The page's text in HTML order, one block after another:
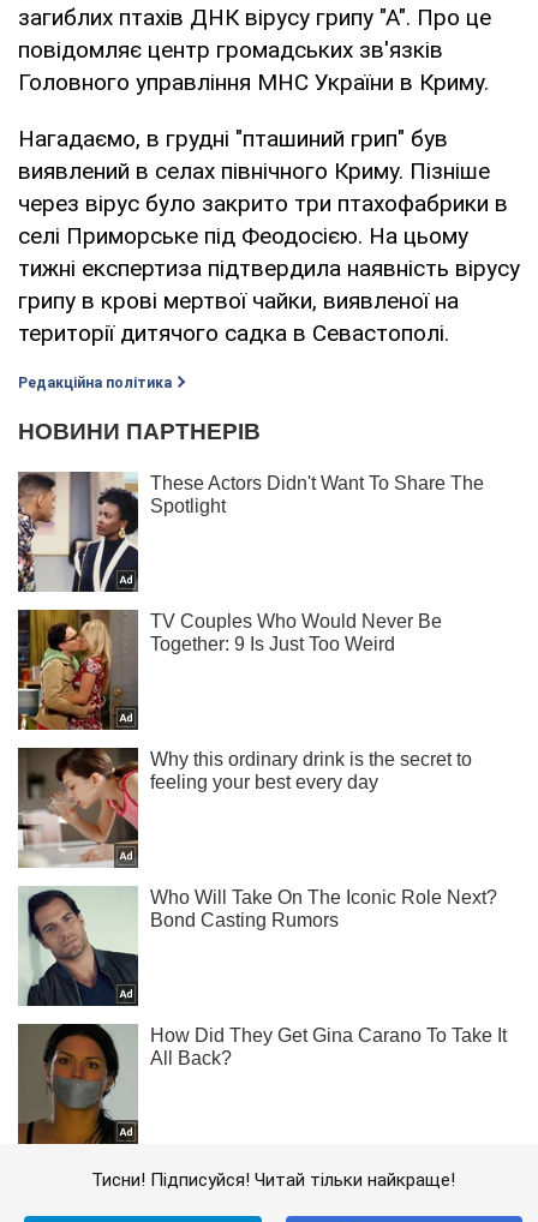
загиблих птахів ДНК вірусу грипу "А". Про це
повідомляє центр громадських зв'язків
Головного управління МНС України в Криму.
Нагадаємо, в грудні "пташиний грип" був
виявлений в селах північного Криму. Пізніше
через вірус було закрито три птахофабрики в
селі Приморське під Феодосією. На цьому
тижні експертиза підтвердила наявність вірусу
грипу в крові мертвої чайки, виявленої на
території дитячого садка в Севастополі.
Редакційна політика
Тисни! Підписуйся! Читай тільки найкраще!